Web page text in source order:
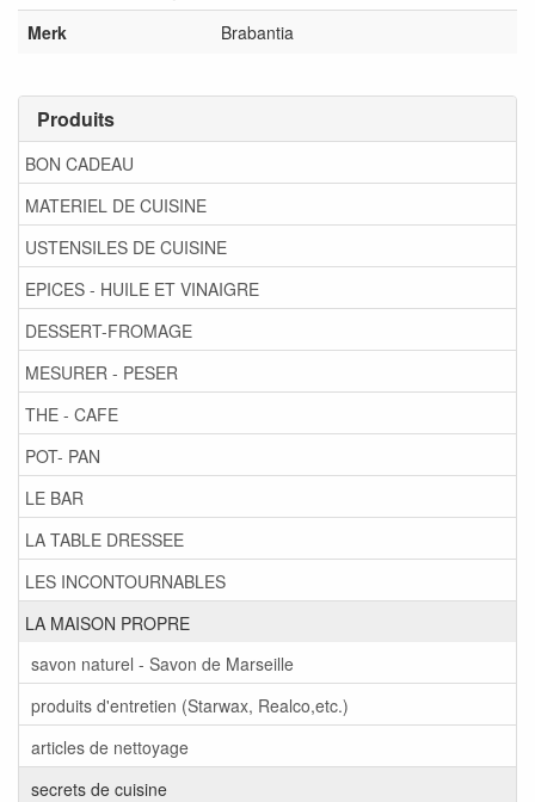
Produits
BON CADEAU
MATERIEL DE CUISINE
USTENSILES DE CUISINE
EPICES - HUILE ET VINAIGRE
DESSERT-FROMAGE
MESURER - PESER
THE - CAFE
POT- PAN
LE BAR
LA TABLE DRESSEE
LES INCONTOURNABLES
LA MAISON PROPRE
savon naturel - Savon de Marseille
produits d'entretien (Starwax, Realco,etc.)
articles de nettoyage
secrets de cuisine
Merk Brabantia